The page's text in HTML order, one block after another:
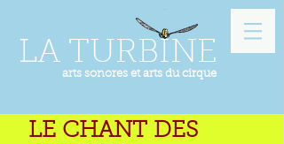
arts sonores et arts du cirque
LA TURBINE
LE CHANT DES